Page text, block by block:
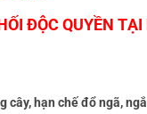
cây, hạn chế đổ ngã,